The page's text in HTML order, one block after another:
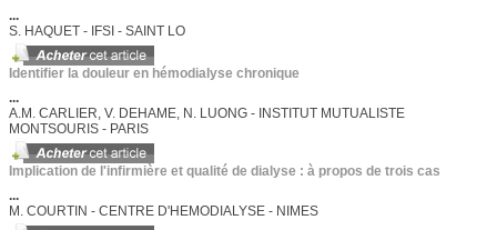
...
S. HAQUET - IFSI - SAINT LO
Identifier la douleur en hémodialyse chronique
...
A.M. CARLIER, V. DEHAME, N. LUONG - INSTITUT MUTUALISTE
MONTSOURIS - PARIS
Implication de l'infirmière et qualité de dialyse : à propos de trois cas
...
M. COURTIN - CENTRE D'HEMODIALYSE - NIMES